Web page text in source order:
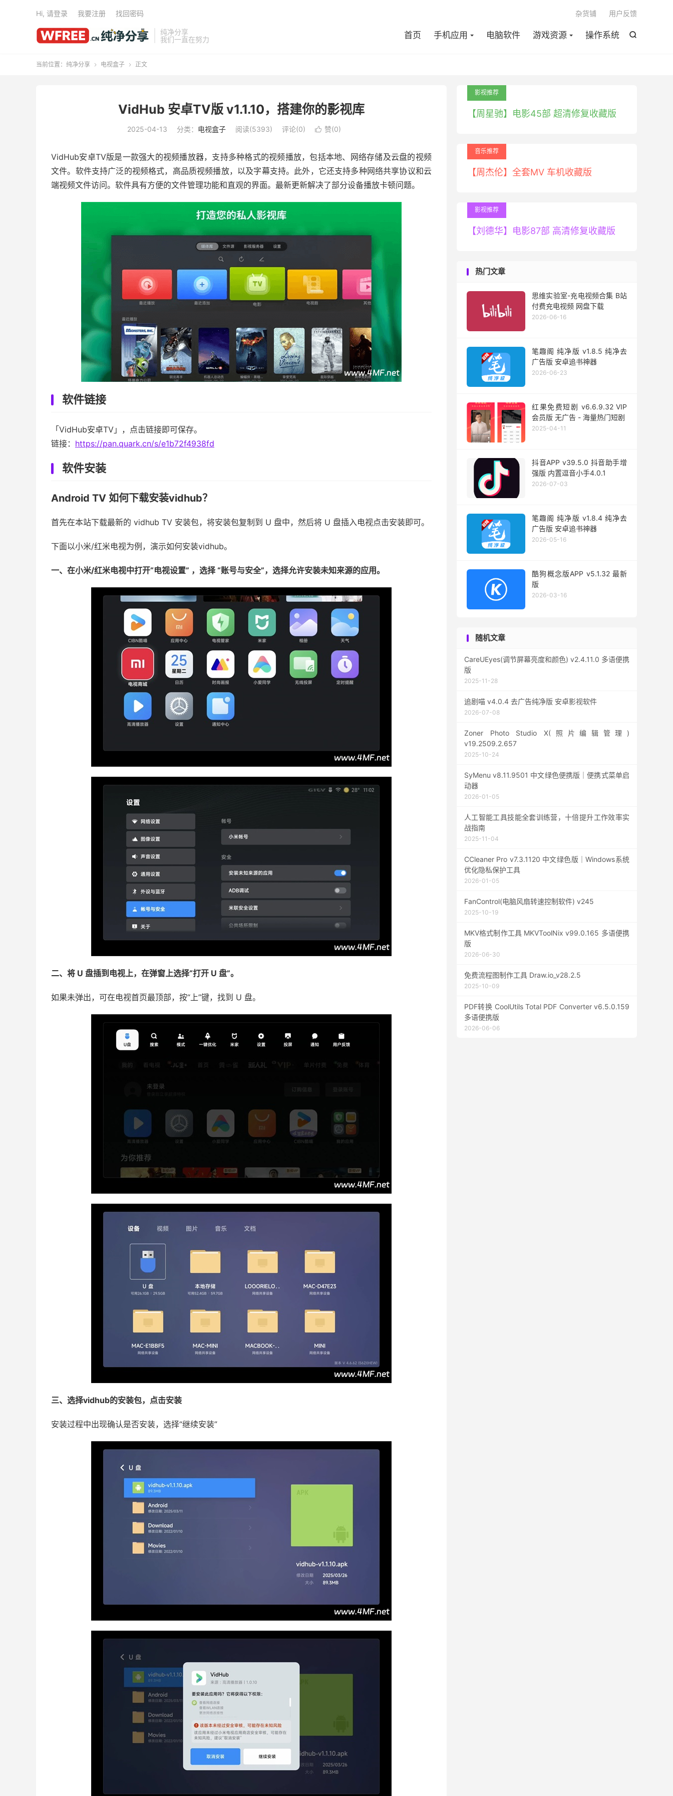
纯净分享
我们一直在努力

首页 手机应用 电脑软件 游戏资源 操作系统
杂货铺 用户反馈
Hi, 请登录 我要注册 找回密码
当前位置： 纯净分享  电视盒子  正文
VidHub 安卓TV版 v1.1.10，搭建你的影视库
2025-04-13 分类： 电视盒子 阅读(5393) 评论(0)  赞(0)
VidHub安卓TV版是一款强大的视频播放器，支持多种格式的视频播放，包括本地、网络存储及云盘的视频
文件。软件支持广泛的视频格式，高品质视频播放，以及字幕支持。此外，它还支持多种网络共享协议和云
端视频文件访问。软件具有方便的文件管理功能和直观的界面。最新更新解决了部分设备播放卡顿问题。
软件链接
「VidHub安卓TV」，点击链接即可保存。
链接： https://pan.quark.cn/s/e1b72f4938fd
软件安装
Android TV 如何下载安装vidhub？
首先在本站下载最新的 vidhub TV 安装包，将安装包复制到 U 盘中，然后将 U 盘插入电视点击安装即可。
下面以小米/红米电视为例，演示如何安装vidhub。
一、在小米/红米电视中打开“电视设置” ，选择 “账号与安全”，选择允许安装未知来源的应用。
二、将 U 盘插到电视上，在弹窗上选择“打开 U 盘”。
如果未弹出，可在电视首页最顶部，按“上”键，找到 U 盘。
三、选择vidhub的安装包，点击安装
安装过程中出现确认是否安装，选择“继续安装”
影视推荐
【周星驰】电影45部 超清修复收藏版
音乐推荐
【周杰伦】全套MV 车机收藏版
影视推荐
【刘德华】电影87部 高清修复收藏版
热门文章
思维实验室-充电视频合集 B站
付费充电视频 网盘下载
2026-06-16
笔趣阁 纯净版 v1.8.5 纯净去
广告版 安卓追书神器
2026-06-23
红果免费短剧 v6.6.9.32 VIP
会员版 无广告 - 海量热门短剧
2025-04-11
抖音APP v39.5.0 抖音助手增
强版 内置逗音小手4.0.1
2026-07-03
笔趣阁 纯净版 v1.8.4 纯净去
广告版 安卓追书神器
2026-05-16
酷狗概念版APP v5.1.32 最新
版
2026-03-16
随机文章
CareUEyes(调节屏幕亮度和颜色) v2.4.11.0 多语便携
版
2025-11-28
追剧喵 v4.0.4 去广告纯净版 安卓影视软件
2026-07-08
Zoner Photo Studio X(照片编辑管理)
v19.2509.2.657
2025-10-24
SyMenu v8.11.9501 中文绿色便携版｜便携式菜单启
动器
2026-01-05
人工智能工具技能全套训练营，十倍提升工作效率实
战指南
2025-11-04
CCleaner Pro v7.3.1120 中文绿色版｜Windows系统
优化隐私保护工具
2026-01-05
FanControl(电脑风扇转速控制软件) v245
2025-10-19
MKV格式制作工具 MKVToolNix v99.0.165 多语便携
版
2026-06-30
免费流程图制作工具 Draw.io_v28.2.5
2025-10-09
PDF转换 CoolUtils Total PDF Converter v6.5.0.159
多语便携版
2026-06-06